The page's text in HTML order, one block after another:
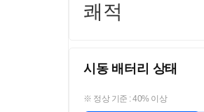
쾌적
시동 배터리 상태
※ 정상 기준 : 40% 이상